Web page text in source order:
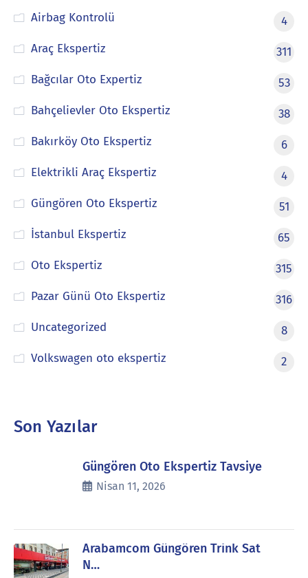
Airbag Kontrolü
4
Araç Ekspertiz
311
Bağcılar Oto Expertiz
53
Bahçelievler Oto Ekspertiz
38
Bakırköy Oto Ekspertiz
6
Elektrikli Araç Ekspertiz
4
Güngören Oto Ekspertiz
51
İstanbul Ekspertiz
65
Oto Ekspertiz
315
Pazar Günü Oto Ekspertiz
316
Uncategorized
8
Volkswagen oto ekspertiz
2
Son Yazılar
Güngören Oto Ekspertiz Tavsiye
Nisan 11, 2026
Arabamcom Güngören Trink Sat
N…